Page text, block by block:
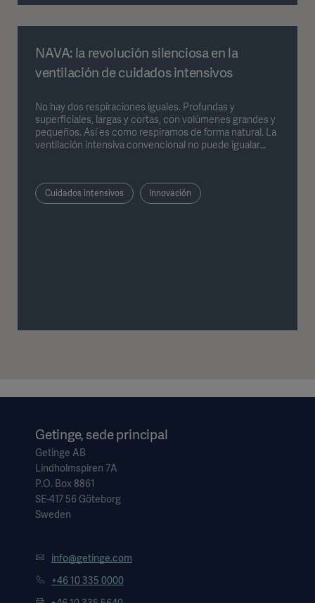
NAVA: la revolución silenciosa en la
ventilación de cuidados intensivos
No hay dos respiraciones iguales. Profundas y
superficiales, largas y cortas, con volúmenes grandes y
pequeños. Así es como respiramos de forma natural. La
ventilación intensiva convencional no puede igualar
ventilación utilizando sus nervios, lo que les permite
respirar de la forma que más les conviene.
Cuidados intensivos Innovación
Getinge, sede principal
Getinge AB
Lindholmspiren 7A
P.O. Box 8861
SE-417 56 Göteborg
Sweden
info@getinge.com
+46 10 335 0000